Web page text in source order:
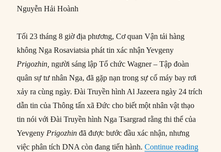
Nguyễn Hải Hoành
Tối 23 tháng 8 giờ địa phương, Cơ quan Vận tải hàng
không Nga Rosaviatsia phát tin xác nhận Yevgeny
Prigozhin, người sáng lập Tổ chức Wagner – Tập đoàn
quân sự tư nhân Nga, đã gặp nạn trong sự cố máy bay rơi
xảy ra cùng ngày. Đài Truyền hình Al Jazeera ngày 24 trích
dẫn tin của Thông tấn xã Đức cho biết một nhân vật thạo
tin nói với Đài Truyền hình Nga Tsargrad rằng thi thể của
Yevgeny Prigozhin đã được bước đầu xác nhận, nhưng
việc phân tích DNA còn đang tiến hành.Continue reading